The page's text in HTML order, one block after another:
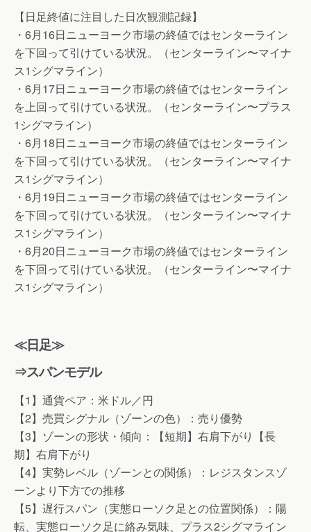
【日足終値に注目した日次観測記録】
・6月16日ニューヨーク市場の終値ではセンターライン
を下回って引けている状況。（センターライン〜マイナ
ス1シグマライン）
・6月17日ニューヨーク市場の終値ではセンターライン
を上回って引けている状況。（センターライン〜プラス
1シグマライン）
・6月18日ニューヨーク市場の終値ではセンターライン
を下回って引けている状況。（センターライン〜マイナ
ス1シグマライン）
・6月19日ニューヨーク市場の終値ではセンターライン
を下回って引けている状況。（センターライン〜マイナ
ス1シグマライン）
・6月20日ニューヨーク市場の終値ではセンターライン
を下回って引けている状況。（センターライン〜マイナ
ス1シグマライン）
≪日足≫
⇒スパンモデル
【1】通貨ペア：米ドル／円
【2】売買シグナル（ゾーンの色）：売り優勢
【3】ゾーンの形状・傾向：【短期】右肩下がり【長
期】右肩下がり
【4】実勢レベル（ゾーンとの関係）：レジスタンスゾ
ーンより下方での推移
【5】遅行スパン（実態ローソク足との位置関係）：陽
転、実態ローソク足に絡み気味、プラス2シグマライン